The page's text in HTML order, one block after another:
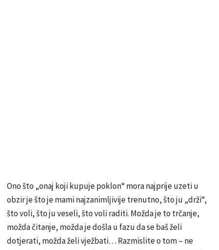
Ono što „onaj koji kupuje poklon“ mora najprije uzeti u
obzir je što je mami najzanimljivije trenutno, što ju „drži“,
što voli, što ju veseli, što voli raditi. Možda je to trčanje,
možda čitanje, možda je došla u fazu da se baš želi
dotjerati, možda želi vježbati… Razmislite o tom – ne